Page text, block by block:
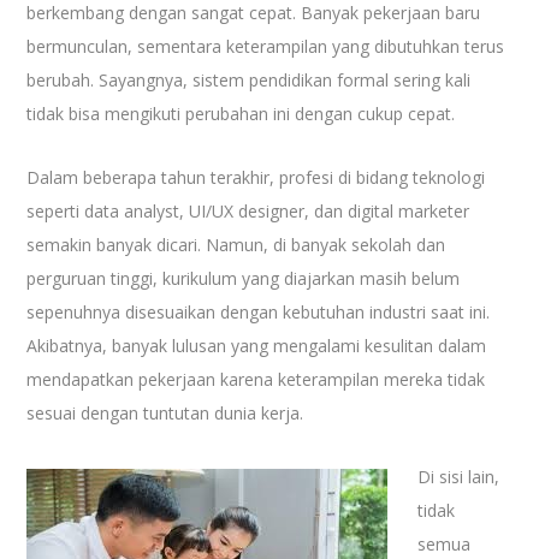
berkembang dengan sangat cepat. Banyak pekerjaan baru
bermunculan, sementara keterampilan yang dibutuhkan terus
berubah. Sayangnya, sistem pendidikan formal sering kali
tidak bisa mengikuti perubahan ini dengan cukup cepat.
Dalam beberapa tahun terakhir, profesi di bidang teknologi
seperti data analyst, UI/UX designer, dan digital marketer
semakin banyak dicari. Namun, di banyak sekolah dan
perguruan tinggi, kurikulum yang diajarkan masih belum
sepenuhnya disesuaikan dengan kebutuhan industri saat ini.
Akibatnya, banyak lulusan yang mengalami kesulitan dalam
mendapatkan pekerjaan karena keterampilan mereka tidak
sesuai dengan tuntutan dunia kerja.
Di sisi lain,
tidak
semua